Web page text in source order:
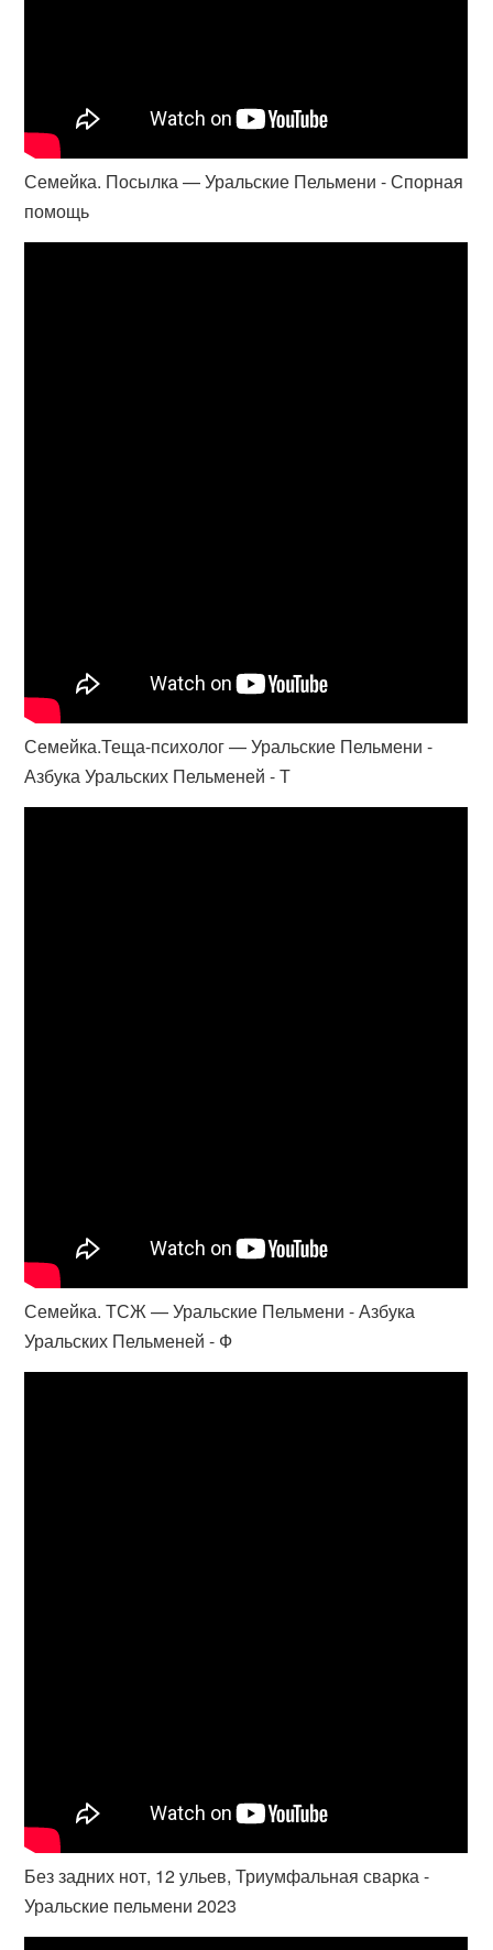
Семейка. Посылка — Уральские Пельмени - Спорная
помощь
Семейка.Теща-психолог — Уральские Пельмени -
Азбука Уральских Пельменей - Т
Семейка. ТСЖ — Уральские Пельмени - Азбука
Уральских Пельменей - Ф
Без задних нот, 12 ульев, Триумфальная сварка -
Уральские пельмени 2023